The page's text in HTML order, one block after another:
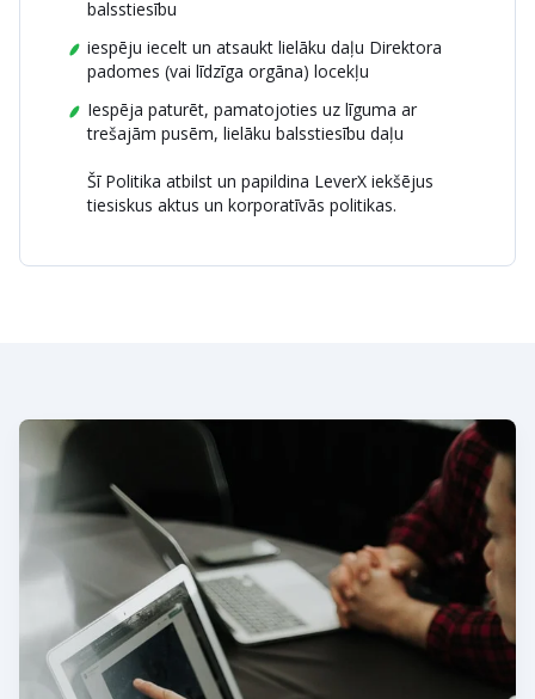
balsstiesību
iespēju iecelt un atsaukt lielāku daļu Direktora
padomes (vai līdzīga orgāna) locekļu
Iespēja paturēt, pamatojoties uz līguma ar
trešajām pusēm, lielāku balsstiesību daļu
Šī Politika atbilst un papildina LeverX iekšējus
tiesiskus aktus un korporatīvās politikas.